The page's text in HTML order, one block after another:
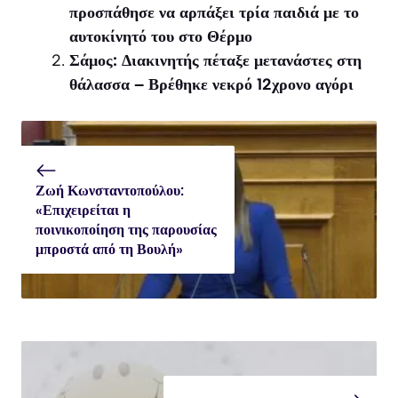
προσπάθησε να αρπάξει τρία παιδιά με το
αυτοκίνητό του στο Θέρμο
Σάμος: Διακινητής πέταξε μετανάστες στη
θάλασσα – Βρέθηκε νεκρό 12χρονο αγόρι
Ζωή Κωνσταντοπούλου:
«Επιχειρείται η
ποινικοποίηση της παρουσίας
μπροστά από τη Βουλή»